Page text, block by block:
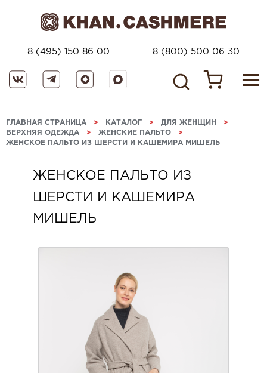
8 (495) 150 86 00 8 (800) 500 06 30
ГЛАВНАЯ СТРАНИЦА > КАТАЛОГ > ДЛЯ ЖЕНЩИН >
ВЕРХНЯЯ ОДЕЖДА > ЖЕНСКИЕ ПАЛЬТО >
ЖЕНСКОЕ ПАЛЬТО ИЗ ШЕРСТИ И КАШЕМИРА МИШЕЛЬ
ЖЕНСКОЕ ПАЛЬТО ИЗ
ШЕРСТИ И КАШЕМИРА
МИШЕЛЬ